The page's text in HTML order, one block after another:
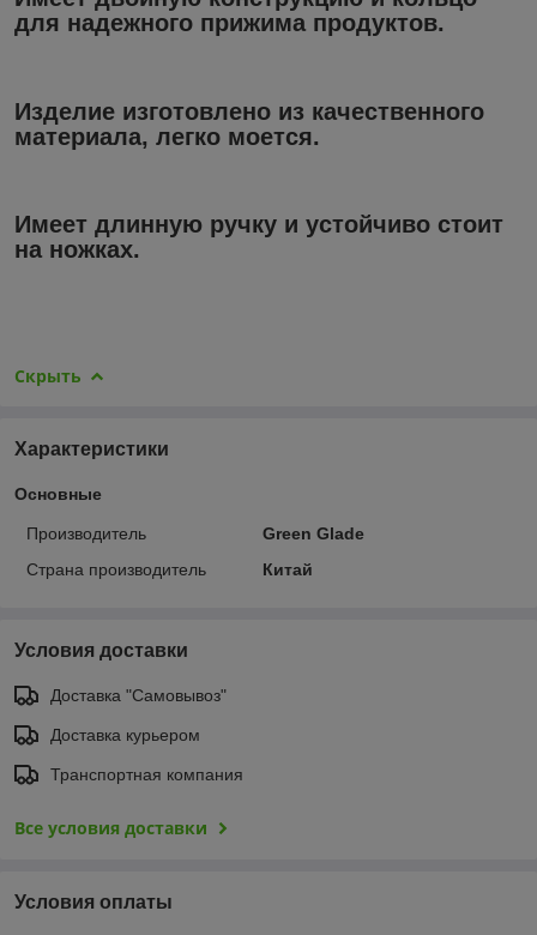
для надежного прижима продуктов.
Изделие изготовлено из качественного
материала, легко моется.
Имеет длинную ручку и устойчиво стоит
на ножках.
Скрыть
Характеристики
Основные
Производитель
Green Glade
Страна производитель
Китай
Условия доставки
Доставка "Самовывоз"
Доставка курьером
Транспортная компания
Все условия доставки
Условия оплаты